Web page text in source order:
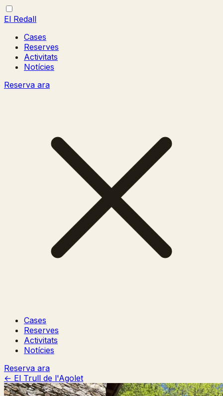
El Redall
Cases
Reserves
Activitats
Notícies
Reserva ara
Cases
Reserves
Activitats
Notícies
Reserva ara
← El Trull de l'Agolet